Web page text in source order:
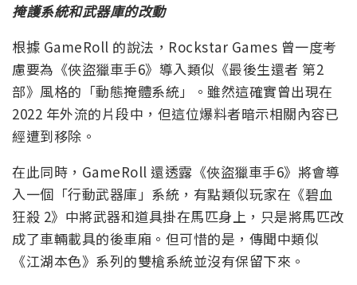
掩護系統和武器庫的改動
根據 GameRoll 的說法，Rockstar Games 曾一度考
慮要為《俠盜獵車手6》導入類似《最後生還者 第2
部》風格的「動態掩體系統」。雖然這確實曾出現在
2022 年外流的片段中，但這位爆料者暗示相關內容已
經遭到移除。
在此同時，GameRoll 還透露《俠盜獵車手6》將會導
入一個「行動武器庫」系統，有點類似玩家在《碧血
狂殺 2》中將武器和道具掛在馬匹身上，只是將馬匹改
成了車輛載具的後車廂。但可惜的是，傳聞中類似
《江湖本色》系列的雙槍系統並沒有保留下來。